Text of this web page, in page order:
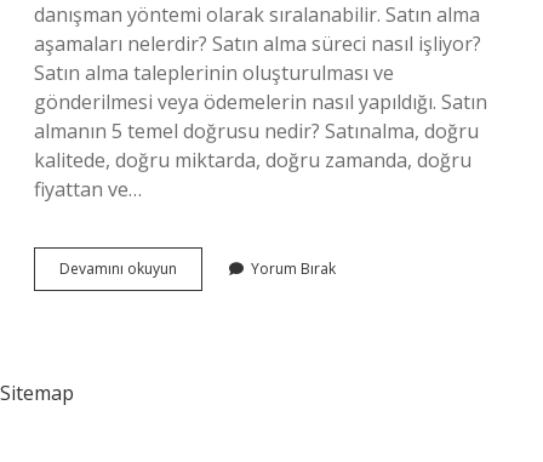
danışman yöntemi olarak sıralanabilir. Satın alma
aşamaları nelerdir? Satın alma süreci nasıl işliyor?
Satın alma taleplerinin oluşturulması ve
gönderilmesi veya ödemelerin nasıl yapıldığı. Satın
almanın 5 temel doğrusu nedir? Satınalma, doğru
kalitede, doğru miktarda, doğru zamanda, doğru
fiyattan ve…
Devamını okuyun
Almanın
Yorum Bırak
Sitemap